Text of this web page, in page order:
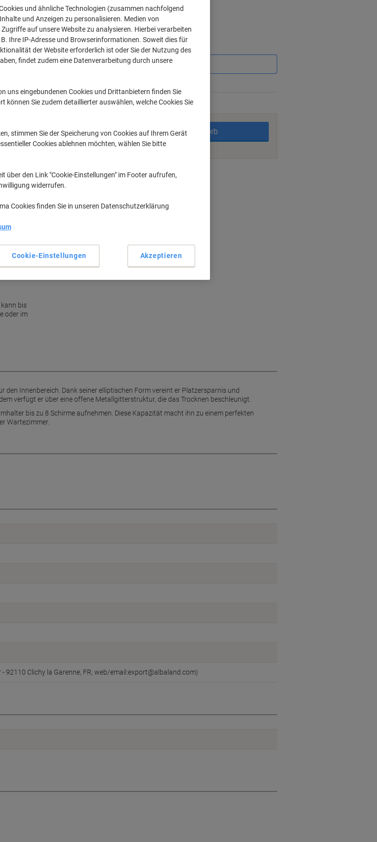
bis
oder im
€ 38,99 Ab 3 Stück
€ 46,79 inkl. USt
Menge exkl. USt
1-2Stück € 41,19
Aktuell verfügbar Lieferung 2-3 Werktage
In den Warenkorb
Zu einer Liste
Lieferinformationen Zahlungsmöglichkeiten
den Innenbereich. Dank seiner elliptischen Form vereint er Platzersparnis und
verfügt er über eine offene Metallgitterstruktur, die das Trocknen beschleunigt.
bis zu 8 Schirme aufnehmen. Diese Kapazität macht ihn zu einem perfekten
Wartezimmer.
- 92110 Clichy la Garenne, FR, web/email:export@albaland.com)
und ähnliche Technologien (zusammen nachfolgend
und Anzeigen zu personalisieren. Medien von
auf unsere Website zu analysieren. Hierbei verarbeiten
Ihre IP-Adresse und Browserinformationen. Soweit dies für
der Website erforderlich ist oder Sie der Nutzung des
findet zudem eine Datenverarbeitung durch unsere
uns eingebundenen Cookies und Drittanbietern finden Sie
können Sie zudem detaillierter auswählen, welche Cookies Sie
stimmen Sie der Speicherung von Cookies auf Ihrem Gerät
Cookies ablehnen möchten, wählen Sie bitte
über den Link "Cookie-Einstellungen" im Footer aufrufen,
widerrufen.
Cookies finden Sie in unseren Datenschutzerklärung
Cookie-Einstellungen Akzeptieren